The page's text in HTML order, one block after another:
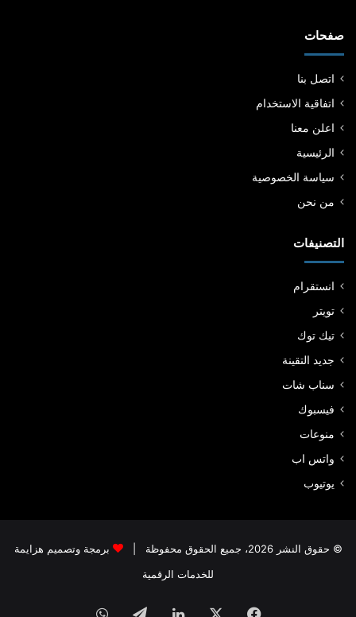
صفحات
اتصل بنا
اتفاقية الاستخدام
اعلن معنا
الرئيسية
سياسة الخصوصية
من نحن
التصنيفات
انستقرام
تويتر
تيك توك
جديد التقينة
سناب شات
فيسبوك
منوعات
واتس اب
يوتيوب
© حقوق النشر 2026، جميع الحقوق محفوظة |
برمجة وتصميم هزايمة
للخدمات الرقمية
فيسبوك لينكدإنتيلقرامواتساب